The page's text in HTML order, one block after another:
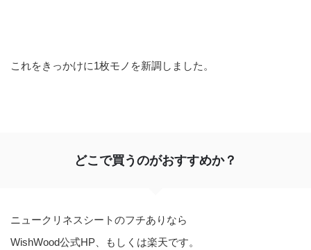
これをきっかけに1枚モノを新調しました。
どこで買うのがおすすめか？
ニュークリネスシートのフチありなら
WishWood公式HP、もしくは楽天です。